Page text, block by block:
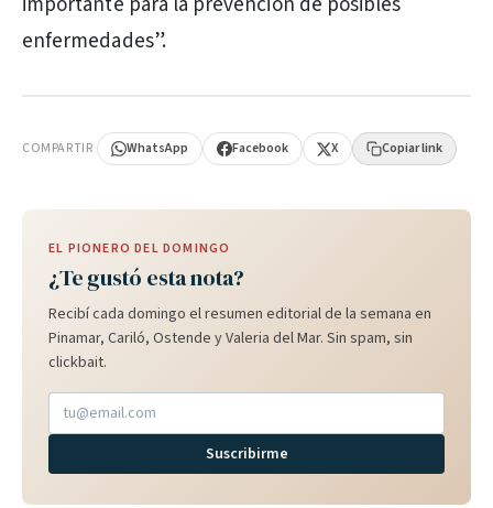
enfermedades”.
COMPARTIR WhatsApp Facebook X Copiar link
EL PIONERO DEL DOMINGO
¿Te gustó esta nota?
Recibí cada domingo el resumen editorial de la semana en
Pinamar, Cariló, Ostende y Valeria del Mar. Sin spam, sin
clickbait.
Suscribirme